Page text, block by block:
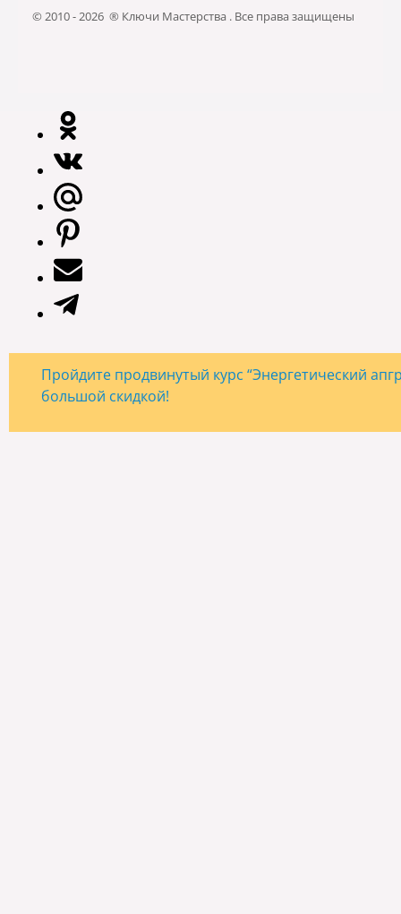
© 2010 - 2026 ® Ключи Мастерства . Все права защищены
Пройдите продвинутый курс “Энергетический
большой скидкой!